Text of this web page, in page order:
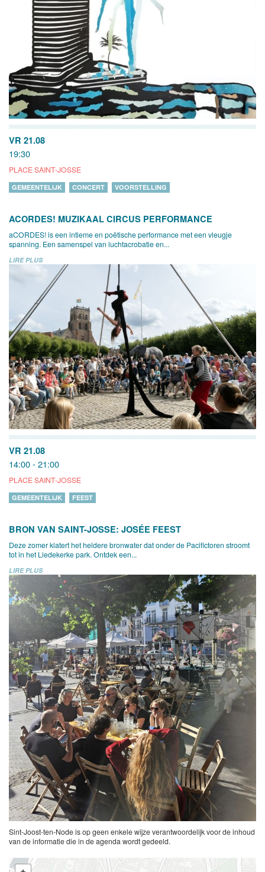
VR 21.08
19:30
PLACE SAINT-JOSSE
GEMEENTELIJK CONCERT VOORSTELLING
ACORDES! MUZIKAAL CIRCUS PERFORMANCE
aCORDES! is een intieme en poëtische performance met een vleugje
spanning. Een samenspel van luchtacrobatie en...
LIRE PLUS
VR 21.08
14:00 - 21:00
PLACE SAINT-JOSSE
GEMEENTELIJK FEEST
BRON VAN SAINT-JOSSE: JOSÉE FEEST
Deze zomer klatert het heldere bronwater dat onder de Pacifictoren stroomt
tot in het Liedekerke park. Ontdek een...
LIRE PLUS
Sint-Joost-ten-Node is op geen enkele wijze verantwoordelijk voor de inhoud
van de informatie die in de agenda wordt gedeeld.